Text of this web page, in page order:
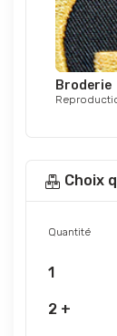
Broderie
Choix
Quantité
1
2 +